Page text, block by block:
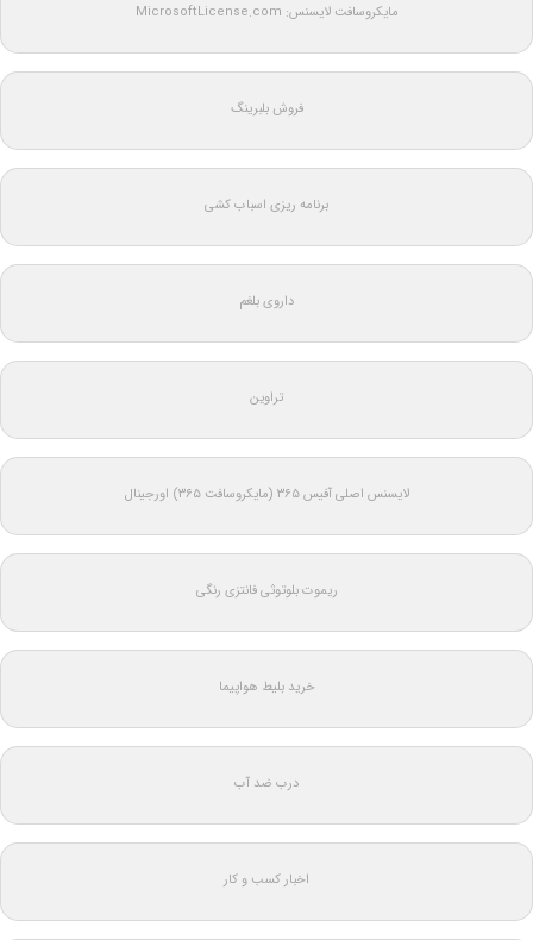
مایکروسافت لایسنس: MicrosoftLicense.com
فروش بلبرینگ
برنامه ریزی اسباب کشی
داروی بلغم
تراوین
لایسنس اصلی آفیس ۳۶۵ (مایکروسافت ۳۶۵) اورجینال
ریموت بلوتوثی فانتزی رنگی
خرید بلیط هواپیما
درب ضد آب
اخبار کسب و کار